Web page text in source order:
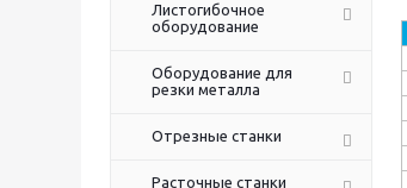
Листогибочное
оборудование
Оборудование для
резки металла
Отрезные станки
Расточные станки